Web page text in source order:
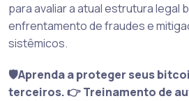
para avaliar a atual estrutura legal
enfrentamento de fraudes e
sistêmicos.
🛡️Aprenda a proteger seus
terceiros. 👉 Treinamento de